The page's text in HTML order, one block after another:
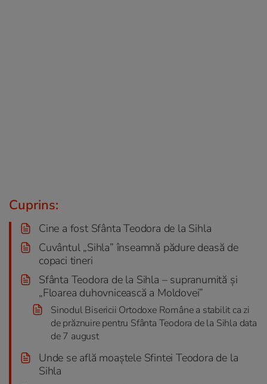
Cuprins:
Cine a fost Sfânta Teodora de la Sihla
Cuvântul „Sihla” înseamnă pădure deasă de
copaci tineri
Sfânta Teodora de la Sihla – supranumită și
„Floarea duhovnicească a Moldovei”
Sinodul Bisericii Ortodoxe Române a stabilit ca zi
de prăznuire pentru Sfânta Teodora de la Sihla data
de 7 august
Unde se află moaştele Sfintei Teodora de la
Sihla